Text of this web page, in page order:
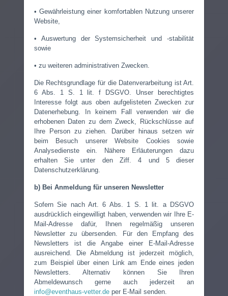
• Gewährleistung einer komfortablen Nutzung unserer
Website,
• Auswertung der Systemsicherheit und -stabilität
sowie
• zu weiteren administrativen Zwecken.
Die Rechtsgrundlage für die Datenverarbeitung ist Art.
6 Abs. 1 S. 1 lit. f DSGVO. Unser berechtigtes
Interesse folgt aus oben aufgelisteten Zwecken zur
Datenerhebung. In keinem Fall verwenden wir die
erhobenen Daten zu dem Zweck, Rückschlüsse auf
Ihre Person zu ziehen. Darüber hinaus setzen wir
beim Besuch unserer Website Cookies sowie
Analysedienste ein. Nähere Erläuterungen dazu
erhalten Sie unter den Ziff. 4 und 5 dieser
Datenschutzerklärung.
b) Bei Anmeldung für unseren Newsletter
Sofern Sie nach Art. 6 Abs. 1 S. 1 lit. a DSGVO
ausdrücklich eingewilligt haben, verwenden wir Ihre E-
Mail-Adresse dafür, Ihnen regelmäßig unseren
Newsletter zu übersenden. Für den Empfang des
Newsletters ist die Angabe einer E-Mail-Adresse
ausreichend. Die Abmeldung ist jederzeit möglich,
zum Beispiel über einen Link am Ende eines jeden
Newsletters. Alternativ können Sie Ihren
Abmeldewunsch gerne auch jederzeit an
info@eventhaus-vetter.deper E-Mail senden.